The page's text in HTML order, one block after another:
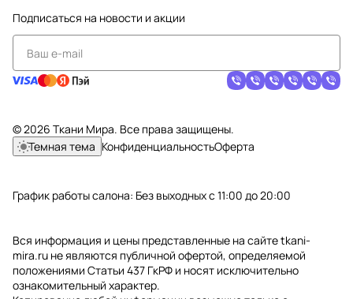
Подписаться на новости и акции
© 2026 Ткани Мира. Все права защищены.
Темная тема КонфиденциальностьОферта
График работы салона: Без выходных с 11:00 до 20:00
Вся информация и цены представленные на сайте tkani-
mira.ru не являются публичной офертой, определяемой
положениями Статьи 437 ГкРФ и носят исключительно
ознакомительный характер.